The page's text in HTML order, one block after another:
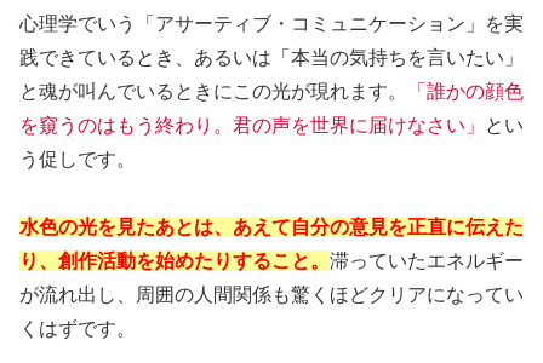
心理学でいう「 アサーティブ・コミュニケーション 」を実
践できているとき、あるいは「本当の気持ちを言いたい」
と魂が叫んでいるときにこの光が現れます。
「誰かの顔色
を窺うのはもう終わり。君の声を世界に届けなさい」
とい
う促しです。
水色の光を見たあとは、あえて自分の意見を正直に伝えた
り、創作活動を始めたりすること。 滞っていたエネルギー
が流れ出し、周囲の人間関係も驚くほどクリアになってい
くはずです。